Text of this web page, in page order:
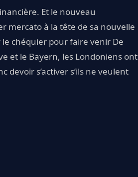
Et le nouveau
mercato à la tête de sa nouvelle
chéquier pour faire venir De
et le Bayern, les Londoniens ont
devoir s’activer s’ils ne veulent